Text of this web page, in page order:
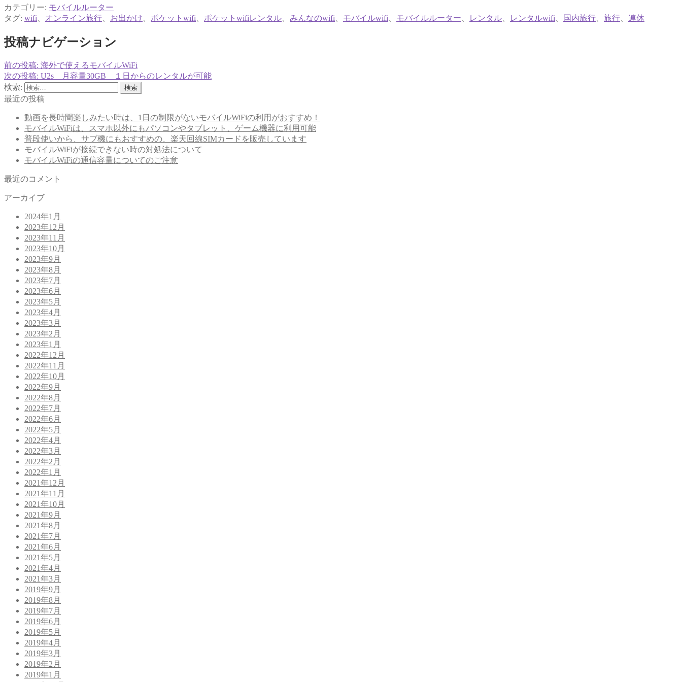
カテゴリー: モバイルルーター
タグ: wifi オンライン旅行 お出かけ ポケットwifi ポケットwifiレンタル みんなのwifi モバイルwifi モバイルルーター レンタル レンタルwifi 国内旅行 旅行 連休
投稿ナビゲーション
前の投稿: 海外で使えるモバイルWiFi
次の投稿: U2s 月容量30GB １日からのレンタルが可能
検索:
最近の投稿
動画を長時間楽しみたい時は、1日の制限がないモバイルWiFiの利用がおすすめ！
モバイルWiFiは、スマホ以外にもパソコンやタブレット、ゲーム機器に利用可能
普段使いから、サブ機にもおすすめの、楽天回線SIMカードを販売しています
モバイルWiFiが接続できない時の対処法について
モバイルWiFiの通信容量についてのご注意
最近のコメント
アーカイブ
2024年1月
2023年12月
2023年11月
2023年10月
2023年9月
2023年8月
2023年7月
2023年6月
2023年5月
2023年4月
2023年3月
2023年2月
2023年1月
2022年12月
2022年11月
2022年10月
2022年9月
2022年8月
2022年7月
2022年6月
2022年5月
2022年4月
2022年3月
2022年2月
2022年1月
2021年12月
2021年11月
2021年10月
2021年9月
2021年8月
2021年7月
2021年6月
2021年5月
2021年4月
2021年3月
2019年9月
2019年8月
2019年7月
2019年6月
2019年5月
2019年4月
2019年3月
2019年2月
2019年1月